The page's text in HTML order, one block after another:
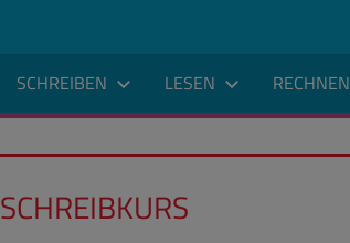
SCHREIBEN LESEN RECHNEN
SCHREIBKURS